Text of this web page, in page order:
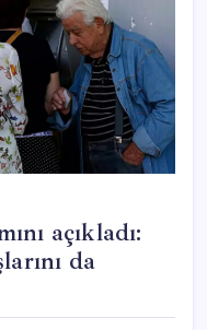
açıkladı:
da